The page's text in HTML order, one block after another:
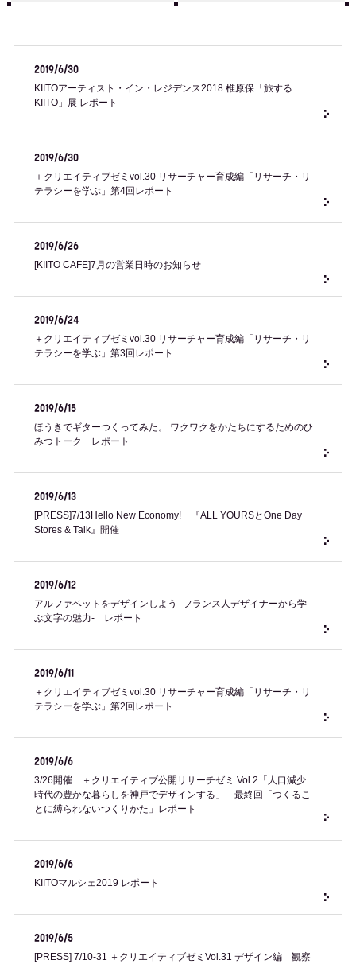
2019/6/30
KIITOアーティスト・イン・レジデンス2018 椎原保「旅する
KIITO」展 レポート
2019/6/30
＋クリエイティブゼミvol.30 リサーチャー育成編「リサーチ・リ
テラシーを学ぶ」第4回レポート
2019/6/26
[KIITO CAFE]7月の営業日時のお知らせ
2019/6/24
＋クリエイティブゼミvol.30 リサーチャー育成編「リサーチ・リ
テラシーを学ぶ」第3回レポート
2019/6/15
ほうきでギターつくってみた。 ワクワクをかたちにするためのひ
みつトーク レポート
2019/6/13
[PRESS]7/13Hello New Economy! 『ALL YOURSとOne Day
Stores & Talk』開催
2019/6/12
アルファベットをデザインしよう -フランス人デザイナーから学
ぶ文字の魅力- レポート
2019/6/11
＋クリエイティブゼミvol.30 リサーチャー育成編「リサーチ・リ
テラシーを学ぶ」第2回レポート
2019/6/6
3/26開催 ＋クリエイティブ公開リサーチゼミ Vol.2「人口減少
時代の豊かな暮らしを神戸でデザインする」 最終回「つくるこ
とに縛られないつくりかた」レポート
2019/6/6
KIITOマルシェ2019 レポート
2019/6/5
[PRESS] 7/10-31 ＋クリエイティブゼミVol.31 デザイン編 観察